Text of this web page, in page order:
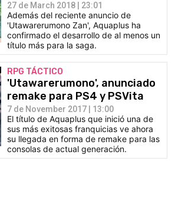
27 de March 2018 | 23:01
Además del reciente anuncio de
'Utawarerumono Zan', Aquaplus ha
confirmado el desarrollo de al menos un
título más para la saga.
RPG TÁCTICO
'Utawarerumono', anunciado
remake para PS4 y PSVita
7 de November 2017 | 13:00
El título de Aquaplus que inició una de
sus más exitosas franquicias ve ahora
su llegada en forma de remake para las
consolas de actual generación.